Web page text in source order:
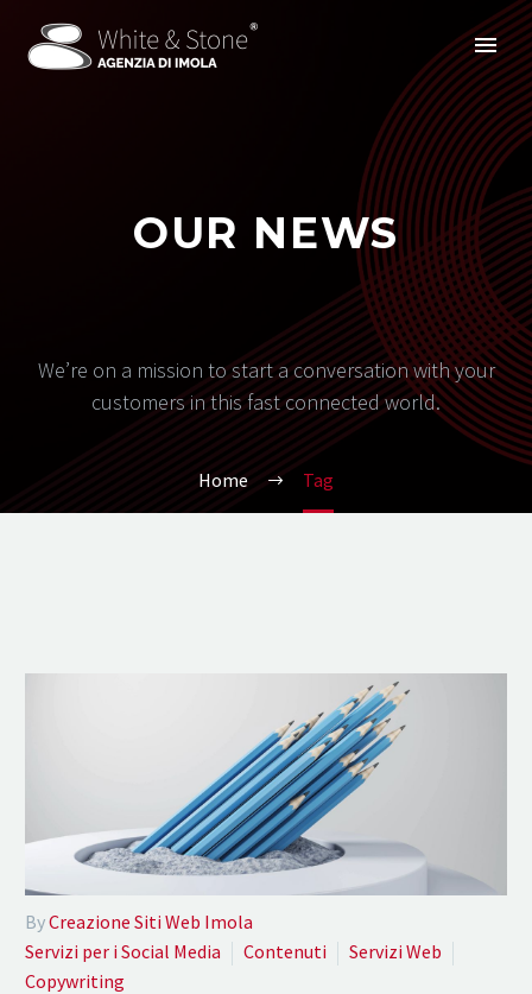
OUR NEWS
We’re on a mission to start a conversation with your
customers in this fast connected world.
Home Tag
ByCreazione Siti Web Imola
Servizi per i Social Media
Contenuti
Servizi Web
Copywriting